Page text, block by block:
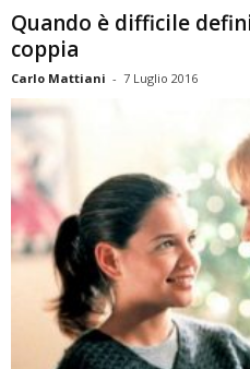
Quando è difficile
coppia
Carlo Mattiani - 7 Luglio 2016